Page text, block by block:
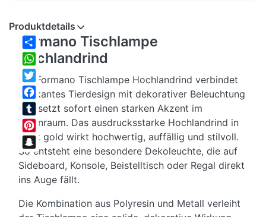
Share
WhatsApp
Twitter
Facebook
Tumblr
Pinterest
Snapchat
Produktdetails
Formano Tischlampe
Hochlandrind
Die Formano Tischlampe Hochlandrind verbindet
markantes Tierdesign mit dekorativer Beleuchtung
und setzt sofort einen starken Akzent im
Wohnraum. Das ausdrucksstarke Hochlandrind in
antik gold wirkt hochwertig, auffällig und stilvoll.
So entsteht eine besondere Dekoleuchte, die auf
Sideboard, Konsole, Beistelltisch oder Regal direkt
ins Auge fällt.
Die Kombination aus Polyresin und Metall verleiht